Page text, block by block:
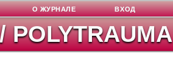
О ЖУРНАЛЕ ВХОД